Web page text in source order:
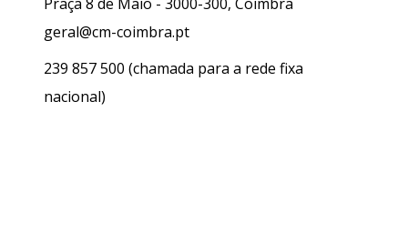
geral@cm-coimbra.pt
239 857 500 (chamada para a rede fixa
nacional)